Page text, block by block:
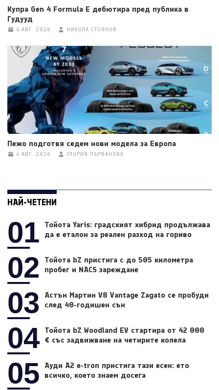
Купра Gen 4 Formula E дебютира пред публика в
Гудууд
6 АВГ. 2026 НИКОЛА СТОЯНОВ
Пежо подготвя седем нови модела за Европа
6 АВГ. 2026 ГЛОРИЯ ПЪРВАНОВА
НАЙ-ЧЕТЕНИ
01
Тойота Yaris: градският хибрид продължава
да е еталон за реален разход на гориво
02
Тойота bZ пристига с до 505 километра
пробег и NACS зареждане
03
Астън Мартин V8 Vantage Zagato се пробуди
след 40-годишен сън
04 Тойота bZ Woodland EV стартира от 42 000
€ със задвижване на четирите колела
05
Ауди A2 e-tron пристига тази есен: ето
всичко, което знаем досега